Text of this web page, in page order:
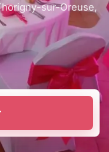
sur-Oreuse,